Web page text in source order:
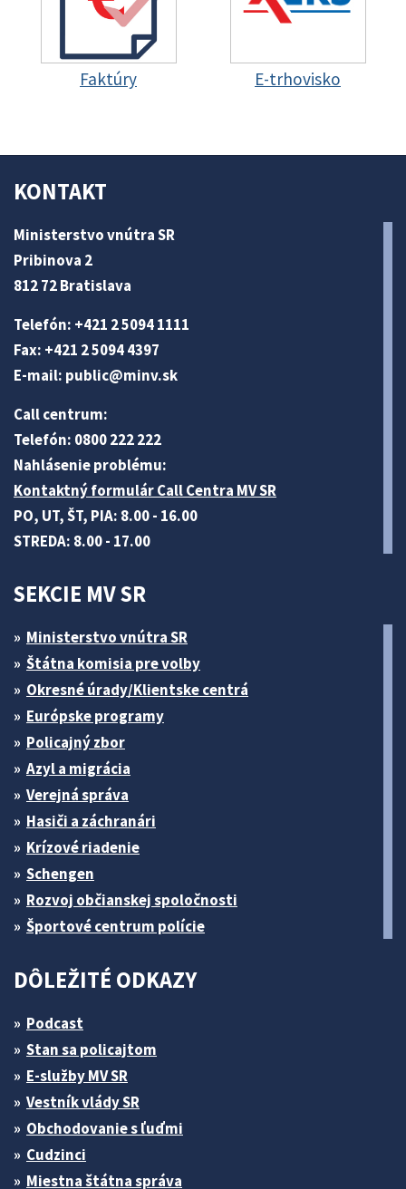
Faktúry E-trhovisko
KONTAKT
Ministerstvo vnútra SR
Pribinova 2
812 72 Bratislava
Telefón: +421 2 5094 1111
Fax: +421 2 5094 4397
E-mail: public@minv.sk
Call centrum:
Telefón: 0800 222 222
Nahlásenie problému:
Kontaktný formulár Call Centra MV SR
PO, UT, ŠT, PIA: 8.00 - 16.00
STREDA: 8.00 - 17.00
SEKCIE MV SR
Ministerstvo vnútra SR
Štátna komisia pre volby
Okresné úrady/Klientske centrá
Európske programy
Policajný zbor
Azyl a migrácia
Verejná správa
Hasiči a záchranári
Krízové riadenie
Schengen
Rozvoj občianskej spoločnosti
Športové centrum polície
DÔLEŽITÉ ODKAZY
Podcast
Stan sa policajtom
E-služby MV SR
Vestník vlády SR
Obchodovanie s ľuďmi
Cudzinci
Miestna štátna správa